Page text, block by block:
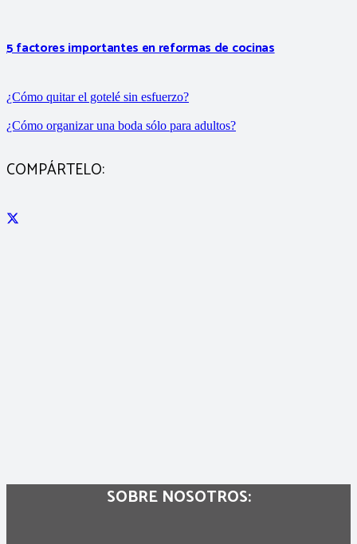
5 factores importantes en reformas de cocinas
¿Cómo quitar el gotelé sin esfuerzo?
¿Cómo organizar una boda sólo para adultos?
COMPÁRTELO:
SOBRE NOSOTROS: